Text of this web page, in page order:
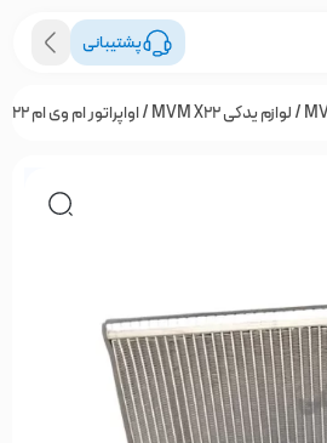
پشتیبانی
/لوازم یدکی MVM X22 / اواپراتور ام وی ام X22اصلی شرکتی